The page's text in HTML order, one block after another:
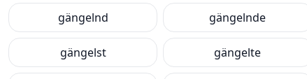
gängelnd gängelnde
gängelst gängelte